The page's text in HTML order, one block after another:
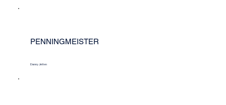
PENNINGMEISTER
Danny Jetten